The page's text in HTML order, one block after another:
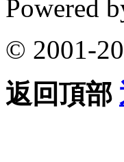
Powered
© 2001-
返回頂部